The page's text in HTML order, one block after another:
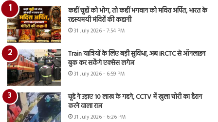
कहीं चूहों को भोग, तो कहीं भगवान को मदिरा अर्पित, भारत के
रहस्यमयी मंदिरों की कहानी
31 July 2026 - 7:54 PM
Train यात्रियों के लिए बड़ी सुविधा, अब IRCTC से ऑनलाइन
बुक कर सकेंगे एक्सेस लगेज
31 July 2026 - 6:59 PM
चूहे ने उड़ाए 10 लाख के गहने, CCTV में खुला चोरी का हैरान
करने वाला राज
31 July 2026 - 6:26 PM